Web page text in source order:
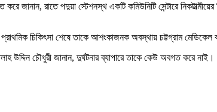
জানান, রাতে পদুয়া স্টেশনস্থ একটি কমিউনিটি সেন্টারে
প্রাথমিক চিকিৎসা শেষে তাকে আশংকাজনক অবস্থায় চট্টগ্রাম
উদ্দিন চৌধুরী জানান, দুর্ঘটনার ব্যাপারে তাকে কেউ অবগত করে নাই।